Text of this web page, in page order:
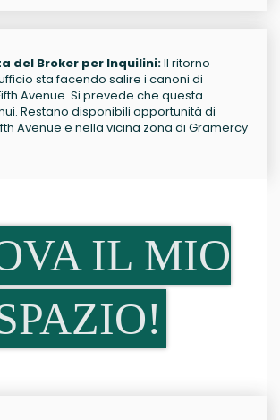
del Broker per Inquilini:Il ritorno
sta facendo salire i canoni di
Avenue. Si prevede che questa
Restano disponibili opportunità di
Avenue e nella vicina zona di Gramercy
IL MIO